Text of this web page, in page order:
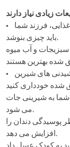
• در هر وعده غذایی و همچنین در بین وعده های غذایی، فرزند شما
باید چیزی بنوشد.
و آب میوه
• نوشیدنی های بدون قند: از استفاده از سایر نوشیدنی های شیرین
شما به شیرینی جات
می شود.
دندان را
افزایش می دهد.